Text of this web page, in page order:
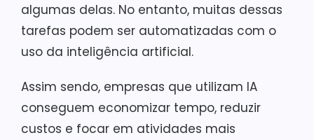
algumas delas. No entanto, muitas dessas
tarefas podem ser automatizadas com o
uso da inteligência artificial.
Assim sendo, empresas que utilizam IA
conseguem economizar tempo, reduzir
custos e focar em atividades mais